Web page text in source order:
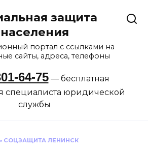
защита
населения
портал с ссылками на
сайты, адреса, телефоны
64-75— бесплатная
специалиста юридической
службы
СОЦЗАЩИТА ЛЕНИНСК